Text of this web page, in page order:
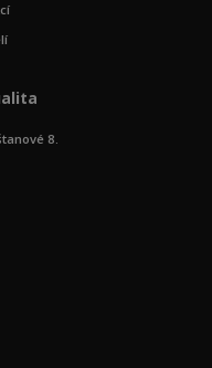
8.